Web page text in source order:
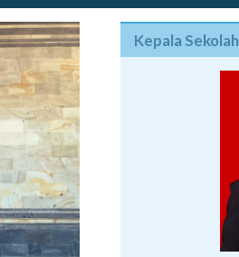
Kepala Sekolah